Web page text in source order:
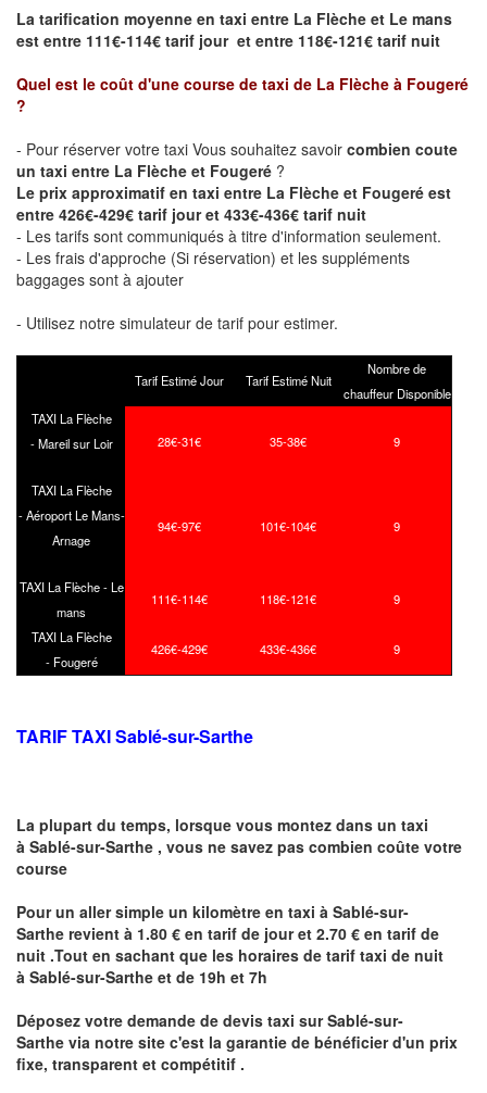
La tarification moyenne en taxi entre La Flèche et Le mans
est entre 111€-114€ tarif jour et entre 118€-121€ tarif nuit
Quel est le coût d'une course de taxi de La Flèche à Fougeré
?
- Pour réserver votre taxi Vous souhaitez savoir combien coute
un taxi entre La Flèche et Fougeré ?
Le prix approximatif en taxi entre La Flèche et Fougeré est
entre 426€-429€ tarif jour et 433€-436€ tarif nuit
- Les tarifs sont communiqués à titre d'information seulement.
- Les frais d'approche (Si réservation) et les suppléments
baggages sont à ajouter
- Utilisez notre simulateur de tarif pour estimer.
Tarif Estimé Jour Tarif Estimé Nuit
Nombre de
chauffeur Disponible
TAXI La Flèche
- Mareil sur Loir
28€-31€ 35-38€ 9
TAXI La Flèche
- Aéroport Le Mans-
Arnage
94€-97€ 101€-104€ 9
TAXI La Flèche - Le
mans
111€-114€ 118€-121€ 9
TAXI La Flèche
- Fougeré
426€-429€ 433€-436€ 9
TARIF TAXI Sablé-sur-Sarthe
La plupart du temps, lorsque vous montez dans un taxi
à Sablé-sur-Sarthe , vous ne savez pas combien coûte votre
course
Pour un aller simple un kilomètre en taxi à Sablé-sur-
Sarthe revient à 1.80 € en tarif de jour et 2.70 € en tarif de
nuit .Tout en sachant que les horaires de tarif taxi de nuit
à Sablé-sur-Sarthe et de 19h et 7h
Déposez votre demande de devis taxi sur Sablé-sur-
Sarthe via notre site c'est la garantie de bénéficier d'un prix
fixe, transparent et compétitif .